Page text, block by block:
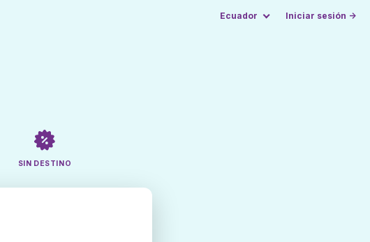
Ecuador Iniciar sesión →
SIN DESTINO